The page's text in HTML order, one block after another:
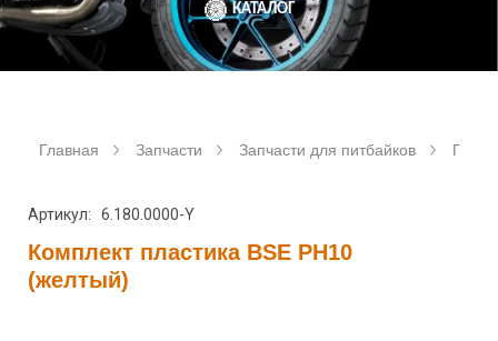
КАТАЛОГ
Главная Запчасти Запчасти для питбайков
Артикул: 6.180.0000-Y
Комплект пластика BSE PH10
(желтый)